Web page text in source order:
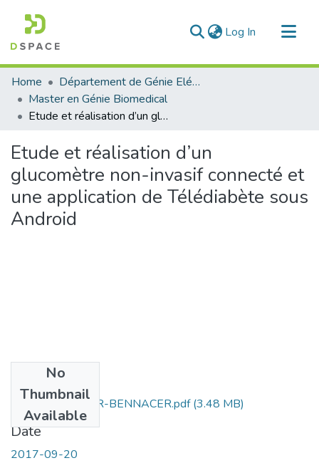
Log In (current)
Communities & Collections
All of DSpace
Statistics
Home
Département de Génie Eléctrique et Electronique
Master en Génie Biomedical
Etude et réalisation d’un glucomètre non-invasif connecté et une application de Télédiabète sous Android
Etude et réalisation d’un
glucomètre non-invasif connecté et
une application de Télédiabète sous
Android
No
Thumbnail
Available
Ms.EBM.BAKOUR-BENNACER.pdf(3.48 MB)
Date
2017-09-20